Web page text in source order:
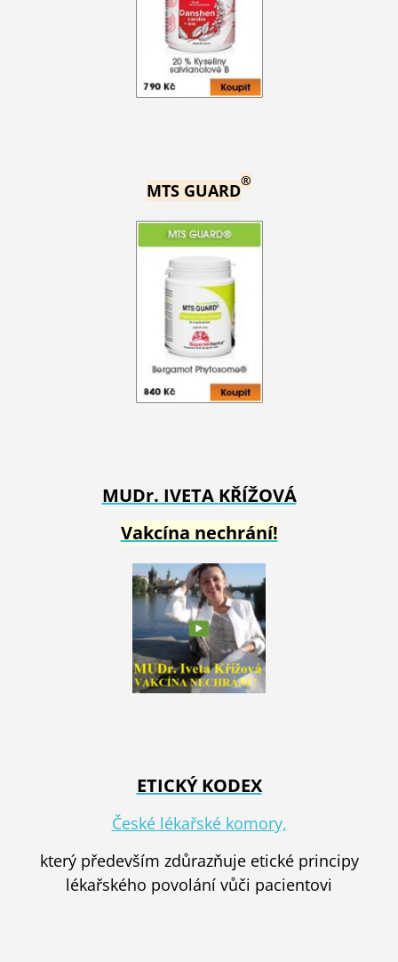
MTS GUARD®
MUDr. IVETA KŘÍŽOVÁ
Vakcína nechrání!
ETICKÝ KODEX
České lékařské komory,
který především zdůrazňuje etické principy
lékařského povolání vůči pacientovi